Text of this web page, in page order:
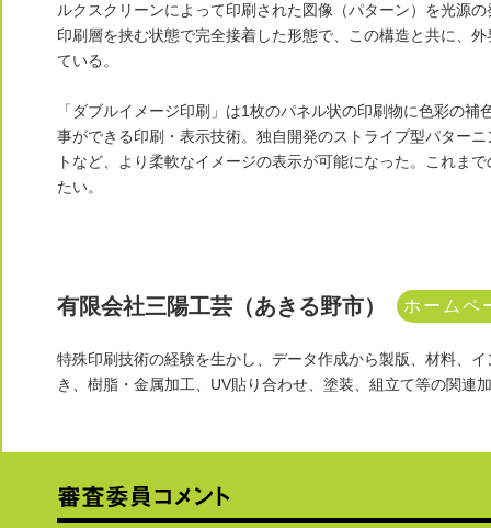
ルクスクリーンによって印刷された図像（パターン）を光源
印刷層を挟む状態で完全接着した形態で、この構造と共に、
ている。
「ダブルイメージ印刷」は1枚のパネル状の印刷物に色彩の
事ができる印刷・表示技術。独自開発のストライプ型パター
トなど、より柔軟なイメージの表示が可能になった。これま
たい。
有限会社三陽工芸（あきる野市） ホームペ
特殊印刷技術の経験を生かし、データ作成から製版、材料、
き、樹脂・金属加工、UV貼り合わせ、塗装、組立て等の関連